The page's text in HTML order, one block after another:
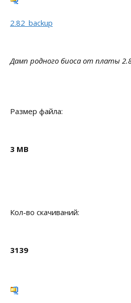
2.82_backup
Дамп родного биоса от платы
Размер файла:
3 MB
Кол-во скачиваний:
3139